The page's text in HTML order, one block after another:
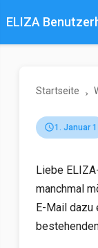
ELIZA
Startseite
schedule1. Januar 1
Liebe
manchmal
E-Mail dazu